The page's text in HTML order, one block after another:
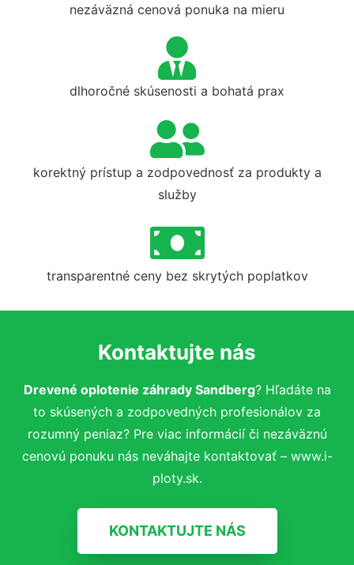
nezáväzná cenová ponuka na mieru
dlhoročné skúsenosti a bohatá prax
korektný prístup a zodpovednosť za produkty a
služby
transparentné ceny bez skrytých poplatkov
Kontaktujte nás
Drevené oplotenie záhrady Sandberg? Hľadáte na
to skúsených a zodpovedných profesionálov za
rozumný peniaz? Pre viac informácií či nezáväznú
cenovú ponuku nás neváhajte kontaktovať – www.i-
ploty.sk.
KONTAKTUJTE NÁS